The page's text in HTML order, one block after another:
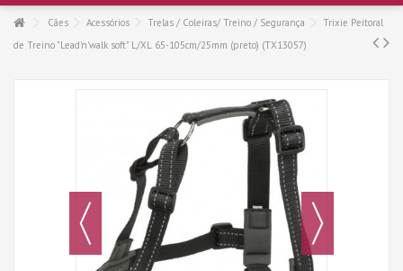
Cães Acessórios Trelas / Coleiras/ Treino / Segurança
Trixie Peitoral
de Treino "Lead'n'walk soft" L/XL 65-105cm/25mm (preto) (TX13057)